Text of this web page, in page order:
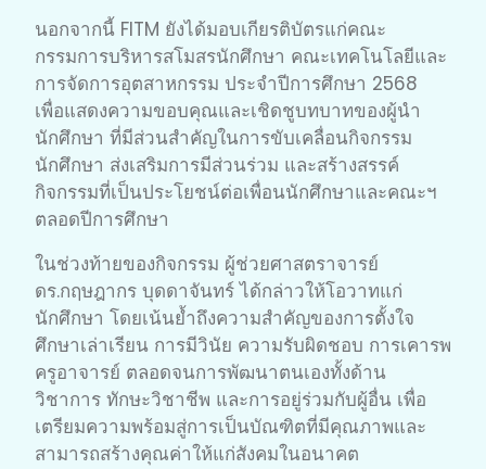
นอกจากนี้ FITM ยังได้มอบเกียรติบัตรแก่คณะ
กรรมการบริหารสโมสรนักศึกษา คณะเทคโนโลยีและ
การจัดการอุตสาหกรรม ประจำปีการศึกษา 2568
เพื่อแสดงความขอบคุณและเชิดชูบทบาทของผู้นำ
นักศึกษา ที่มีส่วนสำคัญในการขับเคลื่อนกิจกรรม
นักศึกษา ส่งเสริมการมีส่วนร่วม และสร้างสรรค์
กิจกรรมที่เป็นประโยชน์ต่อเพื่อนนักศึกษาและคณะฯ
ตลอดปีการศึกษา
ในช่วงท้ายของกิจกรรม ผู้ช่วยศาสตราจารย์
ดร.กฤษฎากร บุดดาจันทร์ ได้กล่าวให้โอวาทแก่
นักศึกษา โดยเน้นย้ำถึงความสำคัญของการตั้งใจ
ศึกษาเล่าเรียน การมีวินัย ความรับผิดชอบ การเคารพ
ครูอาจารย์ ตลอดจนการพัฒนาตนเองทั้งด้าน
วิชาการ ทักษะวิชาชีพ และการอยู่ร่วมกับผู้อื่น เพื่อ
เตรียมความพร้อมสู่การเป็นบัณฑิตที่มีคุณภาพและ
สามารถสร้างคุณค่าให้แก่สังคมในอนาคต